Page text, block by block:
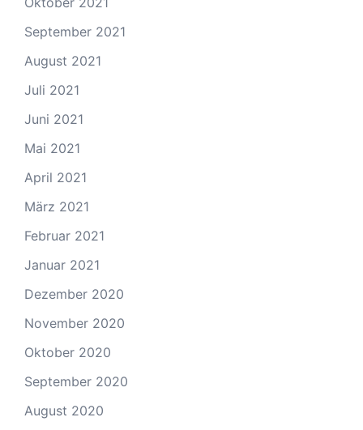
September 2021
August 2021
Juli 2021
Juni 2021
Mai 2021
April 2021
März 2021
Februar 2021
Januar 2021
Dezember 2020
November 2020
Oktober 2020
September 2020
August 2020